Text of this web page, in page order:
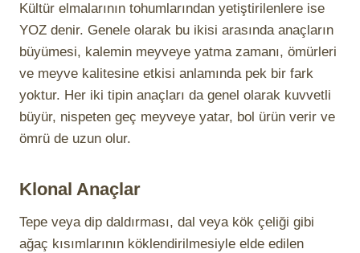
Kültür elmalarının tohumlarından yetiştirilenlere ise
YOZ denir. Genele olarak bu ikisi arasında anaçların
büyümesi, kalemin meyveye yatma zamanı, ömürleri
ve meyve kalitesine etkisi anlamında pek bir fark
yoktur. Her iki tipin anaçları da genel olarak kuvvetli
büyür, nispeten geç meyveye yatar, bol ürün verir ve
ömrü de uzun olur.
Klonal Anaçlar
Tepe veya dip daldırması, dal veya kök çeliği gibi
ağaç kısımlarının köklendirilmesiyle elde edilen